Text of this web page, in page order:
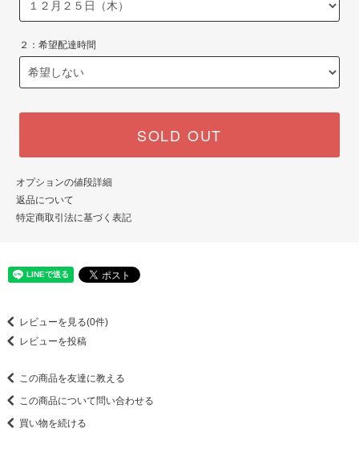
２：希望配達時間
SOLD OUT
オプションの値段詳細
返品について
特定商取引法に基づく表記
レビューを見る(0件)
レビューを投稿
この商品を友達に教える
この商品について問い合わせる
買い物を続ける